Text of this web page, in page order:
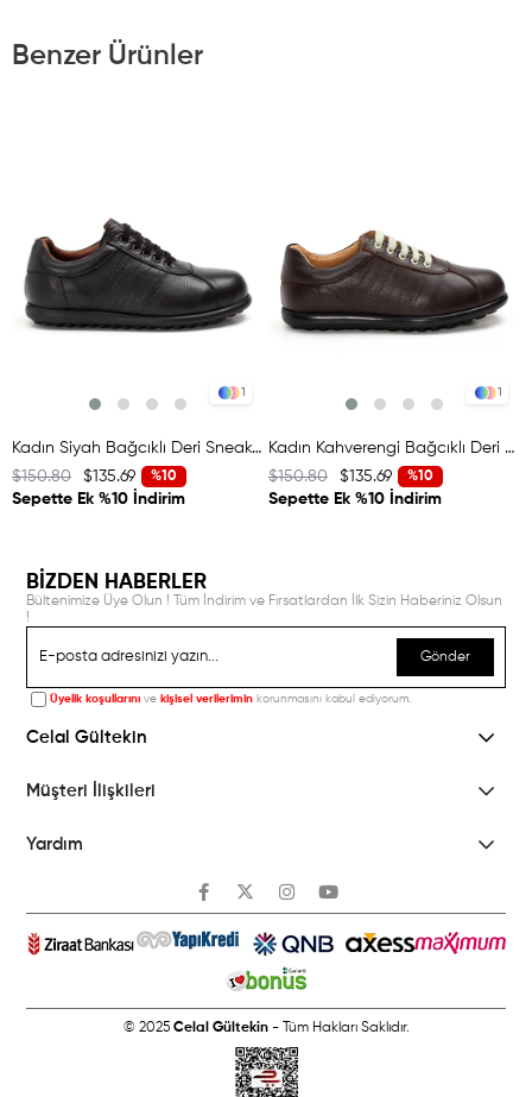
Benzer Ürünler
1
Kadın Siyah Bağcıklı Deri Sneaker
%10
$135.69
$150.80
Sepette Ek %10 İndirim
1
Kadın Kahverengi Bağcıklı Deri Sneaker
%10
$135.69
$150.80
Sepette Ek %10 İndirim
BİZDEN HABERLER
Bültenimize Üye Olun ! Tüm İndirim ve Fırsatlardan İlk Sizin Haberiniz Olsun
!
Gönder
Üyelik koşullarını ve kişisel verilerimin korunmasını kabul ediyorum.
Celal Gültekin
Müşteri İlişkileri
Yardım
© 2025Celal Gültekin- Tüm Hakları Saklıdır.